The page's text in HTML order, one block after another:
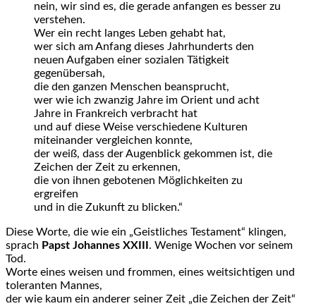
nein, wir sind es, die gerade anfangen es besser zu
verstehen.
Wer ein recht langes Leben gehabt hat,
wer sich am Anfang dieses Jahrhunderts den
neuen Aufgaben einer sozialen Tätigkeit
gegenübersah,
die den ganzen Menschen beansprucht,
wer wie ich zwanzig Jahre im Orient und acht
Jahre in Frankreich verbracht hat
und auf diese Weise verschiedene Kulturen
miteinander vergleichen konnte,
der weiß, dass der Augenblick gekommen ist, die
Zeichen der Zeit zu erkennen,
die von ihnen gebotenen Möglichkeiten zu
ergreifen
und in die Zukunft zu blicken.“
Diese Worte, die wie ein „Geistliches Testament“ klingen,
sprach Papst Johannes XXIII . Wenige Wochen vor seinem
Tod.
Worte eines weisen und frommen, eines weitsichtigen und
toleranten Mannes,
der wie kaum ein anderer seiner Zeit „die Zeichen der Zeit“